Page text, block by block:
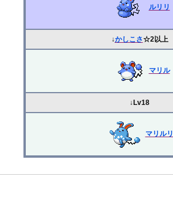
ルリリ
↓かしこさ☆2以上
マリル
↓Lv18
マリルリ